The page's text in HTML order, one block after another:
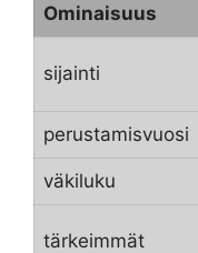
Ominaisuus
sijainti
perustamisvuosi
väkiluku
tärkeimmät